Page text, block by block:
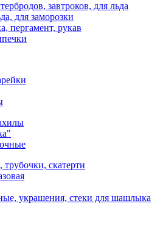
завтроков, для льда
для заморозки
пергамент, рукав
трубочки, скатерти
украшения, стеки для шашлыка